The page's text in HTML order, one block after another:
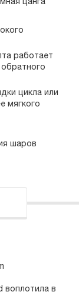
работает
цикла или
мягкого
шаров
воплотила в